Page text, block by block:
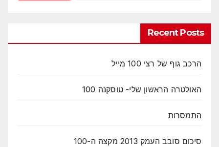
Recent Posts
הרכב גוף של רצי 100 מייל
האולטרה הראשון שלי- טוסקנה 100
התמסרות
סיכום סובב העמק 2013 מקצה ה-100